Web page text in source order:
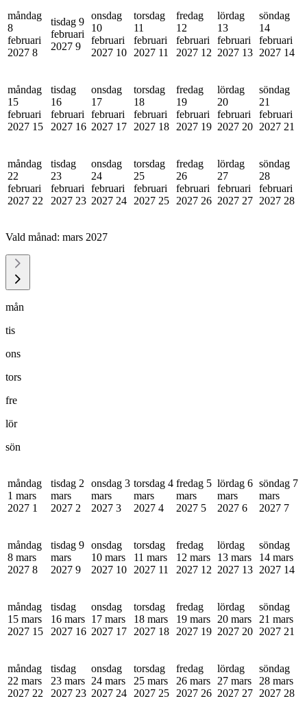
måndag
8
februari
2027 8
tisdag 9
februari
2027 9
onsdag
10
februari
2027 10
torsdag
11
februari
2027 11
fredag
12
februari
2027 12
lördag
13
februari
2027 13
söndag
14
februari
2027 14
måndag
15
februari
2027 15
tisdag
16
februari
2027 16
onsdag
17
februari
2027 17
torsdag
18
februari
2027 18
fredag
19
februari
2027 19
lördag
20
februari
2027 20
söndag
21
februari
2027 21
måndag
22
februari
2027 22
tisdag
23
februari
2027 23
onsdag
24
februari
2027 24
torsdag
25
februari
2027 25
fredag
26
februari
2027 26
lördag
27
februari
2027 27
söndag
28
februari
2027 28
Vald månad: mars 2027
mån
tis
ons
tors
fre
lör
sön
måndag
1 mars
2027 1
tisdag 2
mars
2027 2
onsdag 3
mars
2027 3
torsdag 4
mars
2027 4
fredag 5
mars
2027 5
lördag 6
mars
2027 6
söndag 7
mars
2027 7
måndag
8 mars
2027 8
tisdag 9
mars
2027 9
onsdag
10 mars
2027 10
torsdag
11 mars
2027 11
fredag
12 mars
2027 12
lördag
13 mars
2027 13
söndag
14 mars
2027 14
måndag
15 mars
2027 15
tisdag
16 mars
2027 16
onsdag
17 mars
2027 17
torsdag
18 mars
2027 18
fredag
19 mars
2027 19
lördag
20 mars
2027 20
söndag
21 mars
2027 21
måndag
22 mars
2027 22
tisdag
23 mars
2027 23
onsdag
24 mars
2027 24
torsdag
25 mars
2027 25
fredag
26 mars
2027 26
lördag
27 mars
2027 27
söndag
28 mars
2027 28